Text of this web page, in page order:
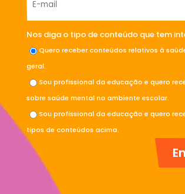
Nos diga o tipo de conteúdo que tem
Quero receber conteúdos relativos à
geral.
Sou profissional da educação e quero
sobre saúde mental no ambiente escolar.
Sou profissional da educação e quero
tipos de conteúdos acima.